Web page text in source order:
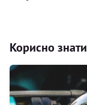
Корисно знати